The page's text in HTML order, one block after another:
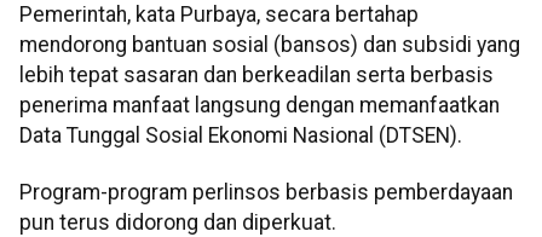
Pemerintah, kata Purbaya, secara bertahap
mendorong bantuan sosial (bansos) dan subsidi yang
lebih tepat sasaran dan berkeadilan serta berbasis
penerima manfaat langsung dengan memanfaatkan
Data Tunggal Sosial Ekonomi Nasional (DTSEN).
Program-program perlinsos berbasis pemberdayaan
pun terus didorong dan diperkuat.